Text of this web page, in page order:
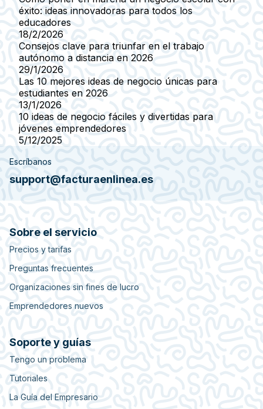
éxito: ideas innovadoras para todos los
educadores
18/2/2026
Consejos clave para triunfar en el trabajo
autónomo a distancia en 2026
29/1/2026
Las 10 mejores ideas de negocio únicas para
estudiantes en 2026
13/1/2026
10 ideas de negocio fáciles y divertidas para
jóvenes emprendedores
5/12/2025
Escríbanos
support@facturaenlinea.es
Sobre el servicio
Precios y tarifas
Preguntas frecuentes
Organizaciones sin fines de lucro
Emprendedores nuevos
Soporte y guías
Tengo un problema
Tutoriales
La Guía del Empresario